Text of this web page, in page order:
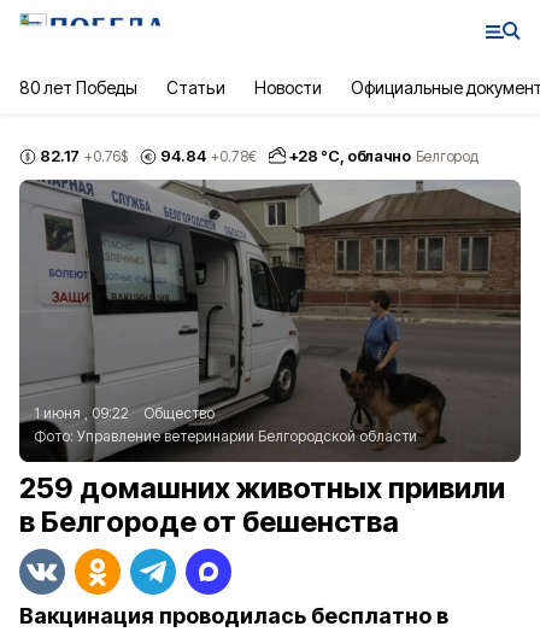
80 лет Победы Статьи Новости Официальные
82.17 +0.76$ 94.84 +0.78€ +28 °С, облачно Белгород
1 июня , 09:22
Общество
Фото: Управление ветеринарии Белгородской области
259 домашних животных привили
в Белгороде от бешенства
Вакцинация проводилась бесплатно в